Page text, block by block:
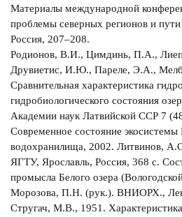
Материалы международной
проблемы северных регионов и
Россия, 207–208.
Родионов, В.И., Цимдинь, П.А.,
Друвиетис, И.Ю., Пареле, Э.А.,
Сравнительная характеристика
гидробиологического состояния
Академии наук Латвийской ССР 7
Современное состояние экосистемы
водохранилища, 2002. Литвинов,
ЯГТУ, Ярославль, Россия, 368 с.
промысла Белого озера
Морозова, П.Н. (рук.). ВНИОРХ.,
Стругач, М.В., 1951.